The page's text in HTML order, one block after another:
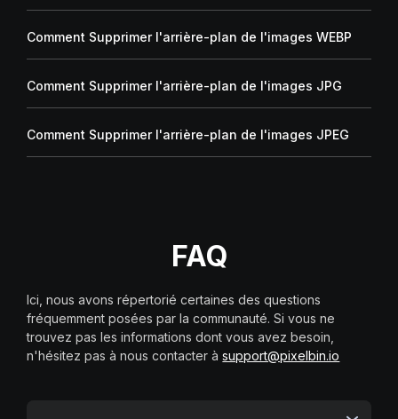
Comment Supprimer l'arrière-plan de l'images WEBP
Comment Supprimer l'arrière-plan de l'images JPG
Comment Supprimer l'arrière-plan de l'images JPEG
FAQ
Ici, nous avons répertorié certaines des questions
fréquemment posées par la communauté. Si vous ne
trouvez pas les informations dont vous avez besoin,
n'hésitez pas à nous contacter àsupport@pixelbin.io